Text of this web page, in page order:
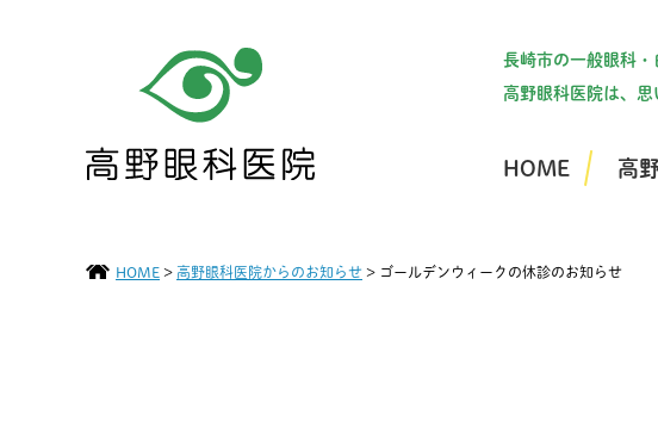
長崎市の一般眼科
高野眼科医院は、思
HOME 高
HOME > 高野眼科医院からのお知らせ > ゴールデンウィークの休診のお知らせ